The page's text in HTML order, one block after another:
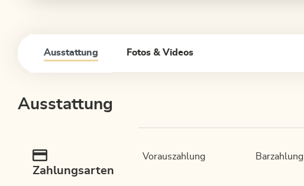
Ausstattung Fotos & Videos
Ausstattung
Zahlungsarten
Vorauszahlung Barzahlung